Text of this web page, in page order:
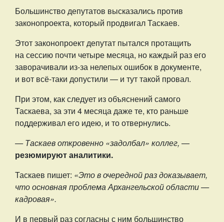
Большинство депутатов высказались против
законопроекта, который продвигал Таскаев.
Этот законопроект депутат пытался протащить
на сессию почти четыре месяца, но каждый раз его
заворачивали из-за нелепых ошибок в документе,
и вот всё-таки допустили — и тут такой провал.
При этом, как следует из объяснений самого
Таскаева, за эти 4 месяца даже те, кто раньше
поддерживал его идею, и то отвернулись.
— Таскаев откровенно «задолбал» коллег, —
резюмируют аналитики.
Таскаев пишет: «Это в очередной раз доказывает,
что основная проблема Архангельской области —
кадровая».
И в первый раз согласны с ним большинство